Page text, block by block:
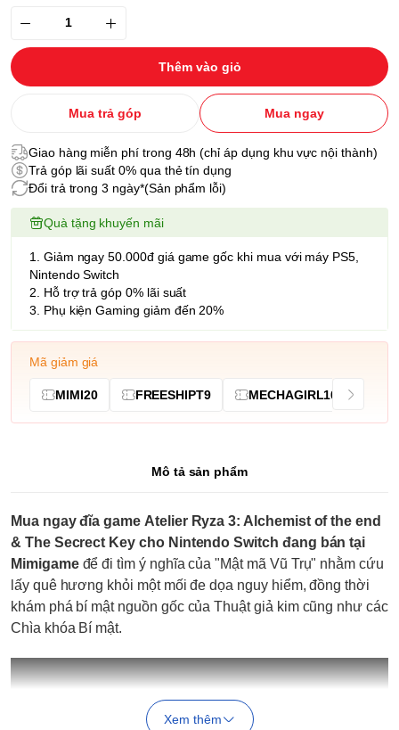
Thêm vào giỏ
Mua trả góp Mua ngay
Giao hàng miễn phí trong 48h (chỉ áp dụng khu vực nội thành)
Trả góp lãi suất 0% qua thẻ tín dụng
Đổi trả trong 3 ngày*(Sản phẩm lỗi)
Quà tặng khuyến mãi
1. Giảm ngay 50.000đ giá game gốc khi mua với máy PS5,
Nintendo Switch
2. Hỗ trợ trả góp 0% lãi suất
3. Phụ kiện Gaming giảm đến 20%
Mã giảm giá
MIMI20 FREESHIPT9 MECHAGIRL10
Mô tả sản phẩm
Mua ngay đĩa game Atelier Ryza 3: Alchemist of the end
& The Secrect Key cho Nintendo Switch đang bán tại
Mimigameđể đi tìm ý nghĩa của "Mật mã Vũ Trụ" nhằm cứu
lấy quê hương khỏi một mối đe dọa nguy hiểm, đồng thời
khám phá bí mật nguồn gốc của Thuật giả kim cũng như các
Chìa khóa Bí mật.
Xem thêm